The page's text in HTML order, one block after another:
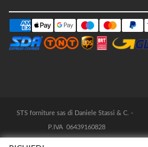
STS forniture sas di Daniele Stassi & C. -
P.IVA 06439160828